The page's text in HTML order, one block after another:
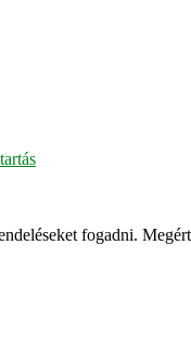
fogadni.